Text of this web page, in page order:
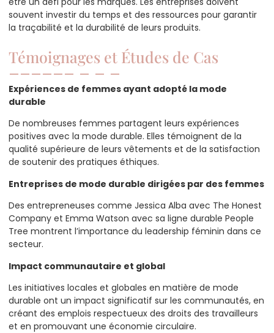
souvent investir du temps et des ressources pour garantir
la traçabilité et la durabilité de leurs produits.
Témoignages et Études de Cas
Expériences de femmes ayant adopté la mode
durable
De nombreuses femmes partagent leurs expériences
positives avec la mode durable. Elles témoignent de la
qualité supérieure de leurs vêtements et de la satisfaction
de soutenir des pratiques éthiques.
Entreprises de mode durable dirigées par des femmes
Des entrepreneuses comme Jessica Alba avec The Honest
Company et Emma Watson avec sa ligne durable People
Tree montrent l’importance du leadership féminin dans ce
secteur.
Impact communautaire et global
Les initiatives locales et globales en matière de mode
durable ont un impact significatif sur les communautés, en
créant des emplois respectueux des droits des travailleurs
et en promouvant une économie circulaire.